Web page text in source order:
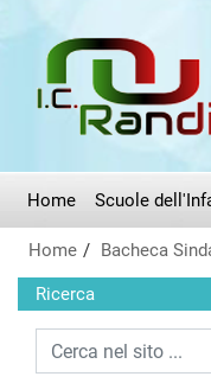
Home Scuole
Home Bacheca
Ricerca